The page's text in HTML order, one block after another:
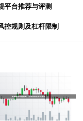
平台推荐与评测
控规则及杠杆限制